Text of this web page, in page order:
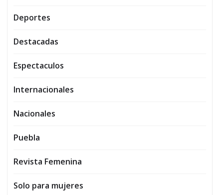
Deportes
Destacadas
Espectaculos
Internacionales
Nacionales
Puebla
Revista Femenina
Solo para mujeres